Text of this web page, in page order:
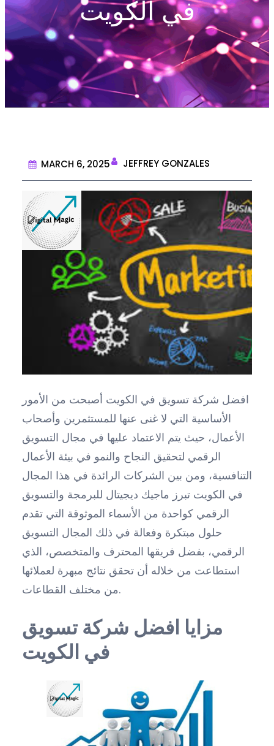
في الكويت
MARCH 6, 2025 JEFFREY GONZALES
افضل شركة تسويق في الكويت أصبحت من الأمور
الأساسية التي لا غنى عنها للمستثمرين وأصحاب
الأعمال، حيث يتم الاعتماد عليها في مجال التسويق
الرقمي لتحقيق النجاح والنمو في بيئة الأعمال
التنافسية، ومن بين الشركات الرائدة في هذا المجال
في الكويت تبرز ماجيك ديجيتال للبرمجة والتسويق
الرقمي كواحدة من الأسماء الموثوقة التي تقدم
حلول مبتكرة وفعالة في ذلك المجال التسويق
الرقمي، بفضل فريقها المحترف والمتخصص، الذي
استطاعت من خلاله أن تحقق نتائج مبهرة لعملائها
من مختلف القطاعات.
مزايا افضل شركة تسويق
في الكويت